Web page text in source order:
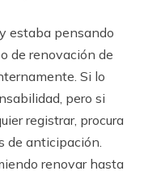
estaba pensando
de renovación de
Si lo
pero si
registrar, procura
de anticipación.
renovar hasta